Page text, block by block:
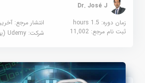
Dr. José J
زمان دوره: 1.5 hours
انتشار مرجع:آخرین
ثبت نام مرجع:11,002 شرکت:Udemy (یودمی)